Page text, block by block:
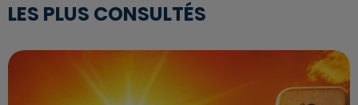
LES PLUS CONSULTÉS